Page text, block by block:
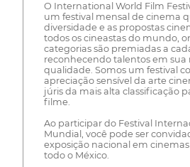
O International World Film
um festival mensal de cinema
diversidade e as propostas
todos os cineastas do mundo,
categorias são premiadas a
reconhecendo talentos em sua
qualidade. Somos um festival
apreciação sensível da arte
júris da mais alta classificação
filme.
Ao participar do Festival
Mundial, você pode ser
exposição nacional em
todo o México.